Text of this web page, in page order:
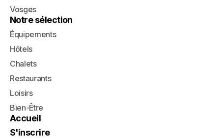
Vosges
Notre sélection
Équipements
Hôtels
Chalets
Restaurants
Loisirs
Bien-Être
Accueil
S'inscrire